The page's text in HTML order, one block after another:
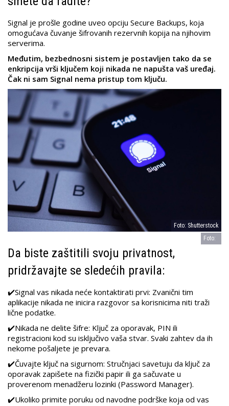
Signal je prošle godine uveo opciju Secure Backups, koja
omogućava čuvanje šifrovanih rezervnih kopija na njihovim
serverima.
Međutim, bezbednosni sistem je postavljen tako da se
enkripcija vrši ključem koji nikada ne napušta vaš uređaj.
Čak ni sam Signal nema pristup tom ključu.
Foto: Shutterstock
Foto:
Da biste zaštitili svoju privatnost,
pridržavajte se sledećih pravila:
✔️Signal vas nikada neće kontaktirati prvi: Zvanični tim
aplikacije nikada ne inicira razgovor sa korisnicima niti traži
lične podatke.
✔️Nikada ne delite šifre: Ključ za oporavak, PIN ili
registracioni kod su isključivo vaša stvar. Svaki zahtev da ih
nekome pošaljete je prevara.
✔️Čuvajte ključ na sigurnom: Stručnjaci savetuju da ključ za
oporavak zapišete na fizički papir ili ga sačuvate u
proverenom menadžeru lozinki (Password Manager).
✔️Ukoliko primite poruku od navodne podrške koja od vas